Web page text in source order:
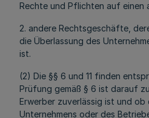
Rechte und Pflichten auf einen
2. andere Rechtsgeschäfte,
die Überlassung des
ist.
(2) Die §§ 6 und 11 finden
Prüfung gemäß § 6 ist darauf
Erwerber zuverlässig ist und ob
Unternehmens oder des